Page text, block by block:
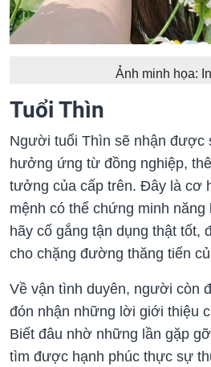
Ảnh minh họa:
Tuổi Thìn
Người tuổi Thìn sẽ nhận được
hưởng ứng từ đồng nghiệp,
tưởng của cấp trên. Đây là cơ
mệnh có thể chứng minh
hãy cố gắng tận dụng thật tốt,
cho chặng đường thăng tiến
Về vận tình duyên, người còn
đón nhận những lời giới thiệu
Biết đâu nhờ những lần gặp
tìm được hạnh phúc thực sự